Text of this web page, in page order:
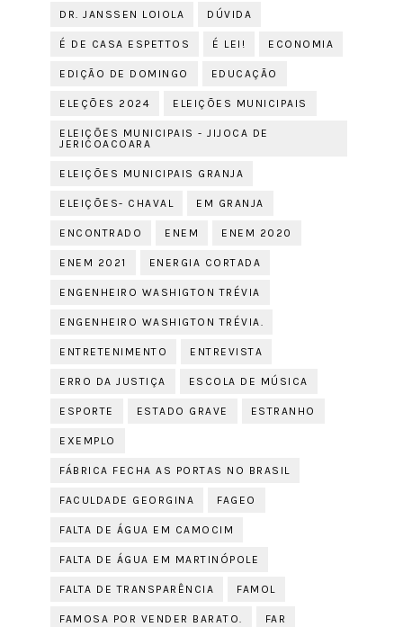
DR. JANSSEN LOIOLA DÚVIDA
É DE CASA ESPETTOS É LEI! ECONOMIA
EDIÇÃO DE DOMINGO EDUCAÇÃO
ELEÇÕES 2024 ELEIÇÕES MUNICIPAIS
ELEIÇÕES MUNICIPAIS - JIJOCA DE
JERICOACOARA
ELEIÇÕES MUNICIPAIS GRANJA
ELEIÇÕES- CHAVAL EM GRANJA
ENCONTRADO ENEM ENEM 2020
ENEM 2021 ENERGIA CORTADA
ENGENHEIRO WASHIGTON TRÉVIA
ENGENHEIRO WASHIGTON TRÉVIA.
ENTRETENIMENTO ENTREVISTA
ERRO DA JUSTIÇA ESCOLA DE MÚSICA
ESPORTE ESTADO GRAVE ESTRANHO
EXEMPLO
FÁBRICA FECHA AS PORTAS NO BRASIL
FACULDADE GEORGINA FAGEO
FALTA DE ÁGUA EM CAMOCIM
FALTA DE ÁGUA EM MARTINÓPOLE
FALTA DE TRANSPARÊNCIA FAMOL
FAMOSA POR VENDER BARATO. FAR